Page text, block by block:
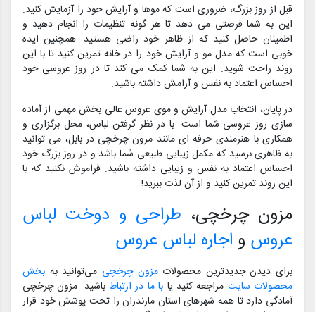
قبل از روز بزرگ، ضروری است که موها و آرایش خود را آزمایش کنید.
این به شما فرصتی می دهد تا هر گونه تنظیمات را انجام دهید و
اطمینان حاصل کنید که از ظاهر خود راضی هستید. همچنین ایده
خوبی است که مدل مو و آرایش خود را در خانه تمرین کنید تا با این
روند راحت شوید. این به شما کمک می کند تا در روز عروسی خود
احساس اعتماد به نفس و آرامش داشته باشید.
در پایان، انتخاب مدل آرایش و موی عروس عالی بخش مهمی از آماده
سازی روز عروسی شما است. با در نظر گرفتن لباس، محل برگزاری و
همکاری با هنرمندی حرفه ای مانند مزون چرخچی در بابل، می توانید
به ظاهری برسید که مکمل زیبایی طبیعی شما باشد و در روز بزرگ خود
احساس اعتماد به نفس و زیبایی داشته باشید. فراموش نکنید که با
این روند تمرین کنید و از آن لذت ببرید!
مزون چرخچی، طراحی و دوخت لباس
عروس و اجاره لباس عروس
برای دیدن جدیدترین محصولاتمزون چرخچی می‌توانید به بخش
محصولات سایت مراجعه کنید یا با ما در ارتباط باشید. مزون چرخچی
آمادگی دارد تا همه شهرهای استان مازندران را تحت پوشش خود قرار